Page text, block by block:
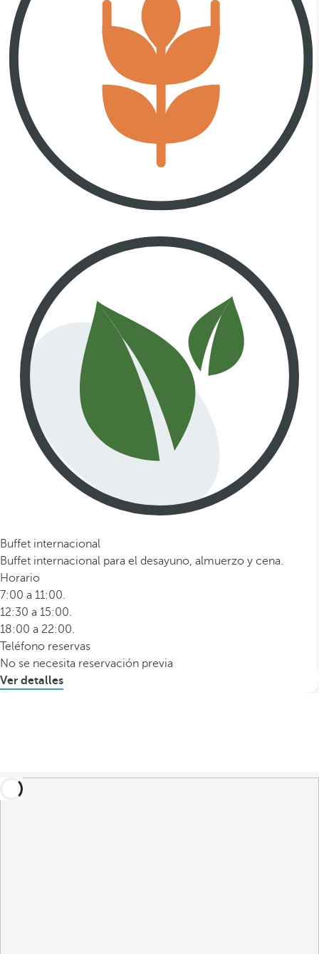
Buffet internacional
Buffet internacional para el desayuno, almuerzo y cena.
Horario
7:00 a 11:00.
12:30 a 15:00.
18:00 a 22:00.
Teléfono reservas
No se necesita reservación previa
Ver detalles